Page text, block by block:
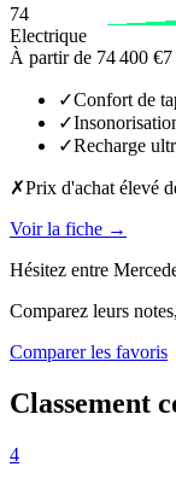
74
Electrique
À partir de 74 400 €7
✓Confort de
✓
✓Recharge
✗Prix d'achat élevé
Voir la fiche →
Hésitez entre
Comparez leurs
Comparer les favoris
Classement
4